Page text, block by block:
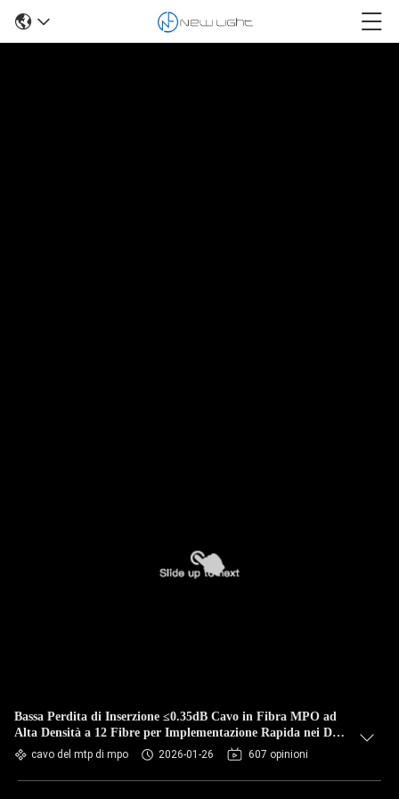
Bassa Perdita di Inserzione ≤0.35dB Cavo in Fibra MPO ad
Alta Densità a 12 Fibre per Implementazione Rapida nei Data
Center
cavo del mtp di mpo 2026-01-26 607 opinioni